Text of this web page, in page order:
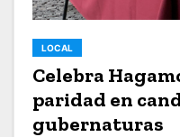
LOCAL
Celebra
paridad en
gubernaturas